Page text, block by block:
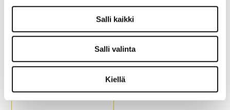
Salli kaikki
Salli valinta
Kiellä
Grinder Original